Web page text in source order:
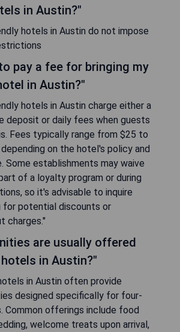
in Austin?"
hotels in Austin do not impose
pay a fee for bringing my
in Austin?"
hotels in Austin charge either a
deposit or daily fees when guests
Fees typically range from $25 to
on the hotel's policy and
Some establishments may waive
of a loyalty program or during
so it's advisable to inquire
for potential discounts or
charges."
are usually offered
in Austin?"
in Austin often provide
designed specifically for four-
Common offerings include food
welcome treats upon arrival,